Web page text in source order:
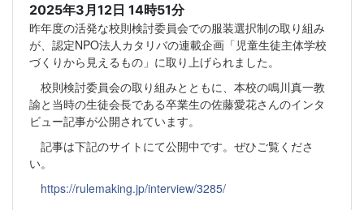
2025年3月12日 14時51分
昨年度の活発な校則検討委員会での服装選択制の取り組み
が、認定NPO法人カタリバの連載企画「児童生徒主体学校
づくりから見えるもの」に取り上げられました。
校則検討委員会の取り組みとともに、本校の鳴川真一教
諭と当時の生徒会長である卒業生の佐藤愛花さんのインタ
ビュー記事が公開されています。
記事は下記のサイトにて公開中です。ぜひご覧くださ
い。
https://rulemaking.jp/interview/3285/